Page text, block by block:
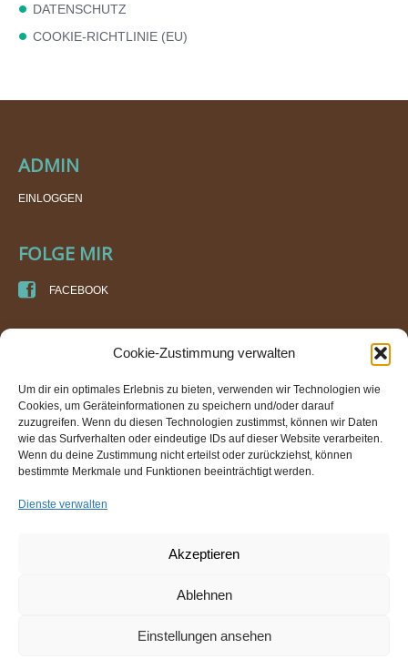
Cookie-Zustimmung verwalten
Um dir ein optimales Erlebnis zu bieten, verwenden wir Technologien wie
Cookies, um Geräteinformationen zu speichern und/oder darauf
zuzugreifen. Wenn du diesen Technologien zustimmst, können wir Daten
wie das Surfverhalten oder eindeutige IDs auf dieser Website verarbeiten.
Wenn du deine Zustimmung nicht erteilst oder zurückziehst, können
bestimmte Merkmale und Funktionen beeinträchtigt werden.
Dienste verwalten
Akzeptieren
Ablehnen
Einstellungen ansehen
DATENSCHUTZ
COOKIE-RICHTLINIE (EU)
ADMIN
EINLOGGEN
FOLGE MIR
FACEBOOK
PRAXIS FÜR ENERGIE- UND BEWEGUNGSARBEIT
IM GEBÄUDE DER TURNHALLE AN DER TRAUN (WTV)
VOLKSGARTENSTRASSE 17
4600 WELS
TEL.: +43 650 580 1060
Energie in Bewegung
DATENSCHUTZ
COOKIE-RICHTLINIE (EU)